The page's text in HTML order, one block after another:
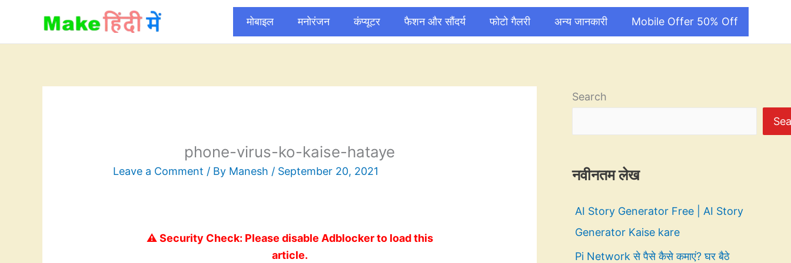
content
मोबाइल मनोरंजन कंप्यूटर फैशन और सौंदर्य फोटो गैलरी अन्य जानकारी Mobile Offer 50% Off
phone-virus-ko-kaise-hataye
Leave a Comment / By Manesh / September 20, 2021
⚠️ Security Check: Please disable Adblocker to load this
article.
Search
नवीनतम लेख
AI Story Generator Free | AI Story
Generator Kaise kare
Pi Network से पैसे कैसे कमाएं? घर बैठे